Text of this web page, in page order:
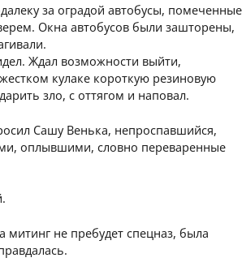
за оградой автобусы, помеченные
Окна автобусов были зашторены,
Ждал возможности выйти,
кулаке короткую резиновую
зло, с оттягом и наповал.
Сашу Венька, непроспавшийся,
оплывшими, словно переваренные
митинг не пребудет спецназ, была